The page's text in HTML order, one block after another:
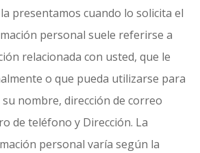
presentamos cuando lo solicita el
personal suele referirse a
relacionada con usted, que le
o que pueda utilizarse para
nombre, dirección de correo
de teléfono y Dirección. La
personal varía según la